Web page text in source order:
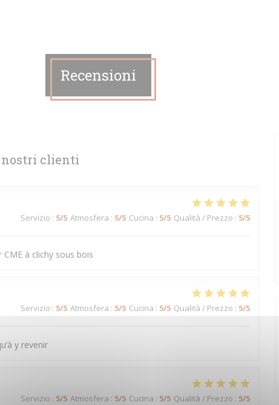
Recensioni
nostri clienti
Servizio : 5/5 Atmosfera : 5/5 Cucina : 5/5 Qualità / Prezzo : 5/5
CME à clichy sous bois
Servizio : 5/5 Atmosfera : 5/5 Cucina : 5/5 Qualità / Prezzo : 5/5
y revenir
Servizio : 5/5 Atmosfera : 5/5 Cucina : 5/5 Qualità / Prezzo : 5/5